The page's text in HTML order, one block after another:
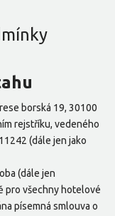
borská 19, 30100
rejstříku, vedeného
(dále jen jako
(dále jen
pro všechny hotelové
písemná smlouva o